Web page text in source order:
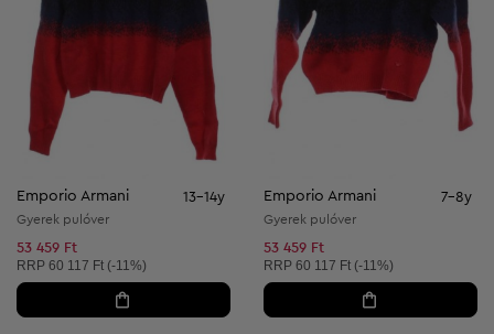
Emporio Armani 13-14y
Gyerek pulóver
53 459 Ft
Ajánlott ár:
RRP 60 117 Ft (-11%)
Emporio Armani 7-8y
Gyerek pulóver
53 459 Ft
Ajánlott ár:
RRP 60 117 Ft (-11%)